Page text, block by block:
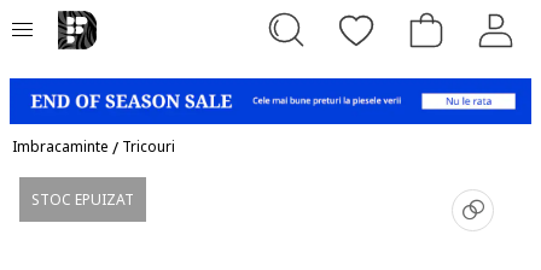
Imbracaminte / Tricouri
STOC EPUIZAT